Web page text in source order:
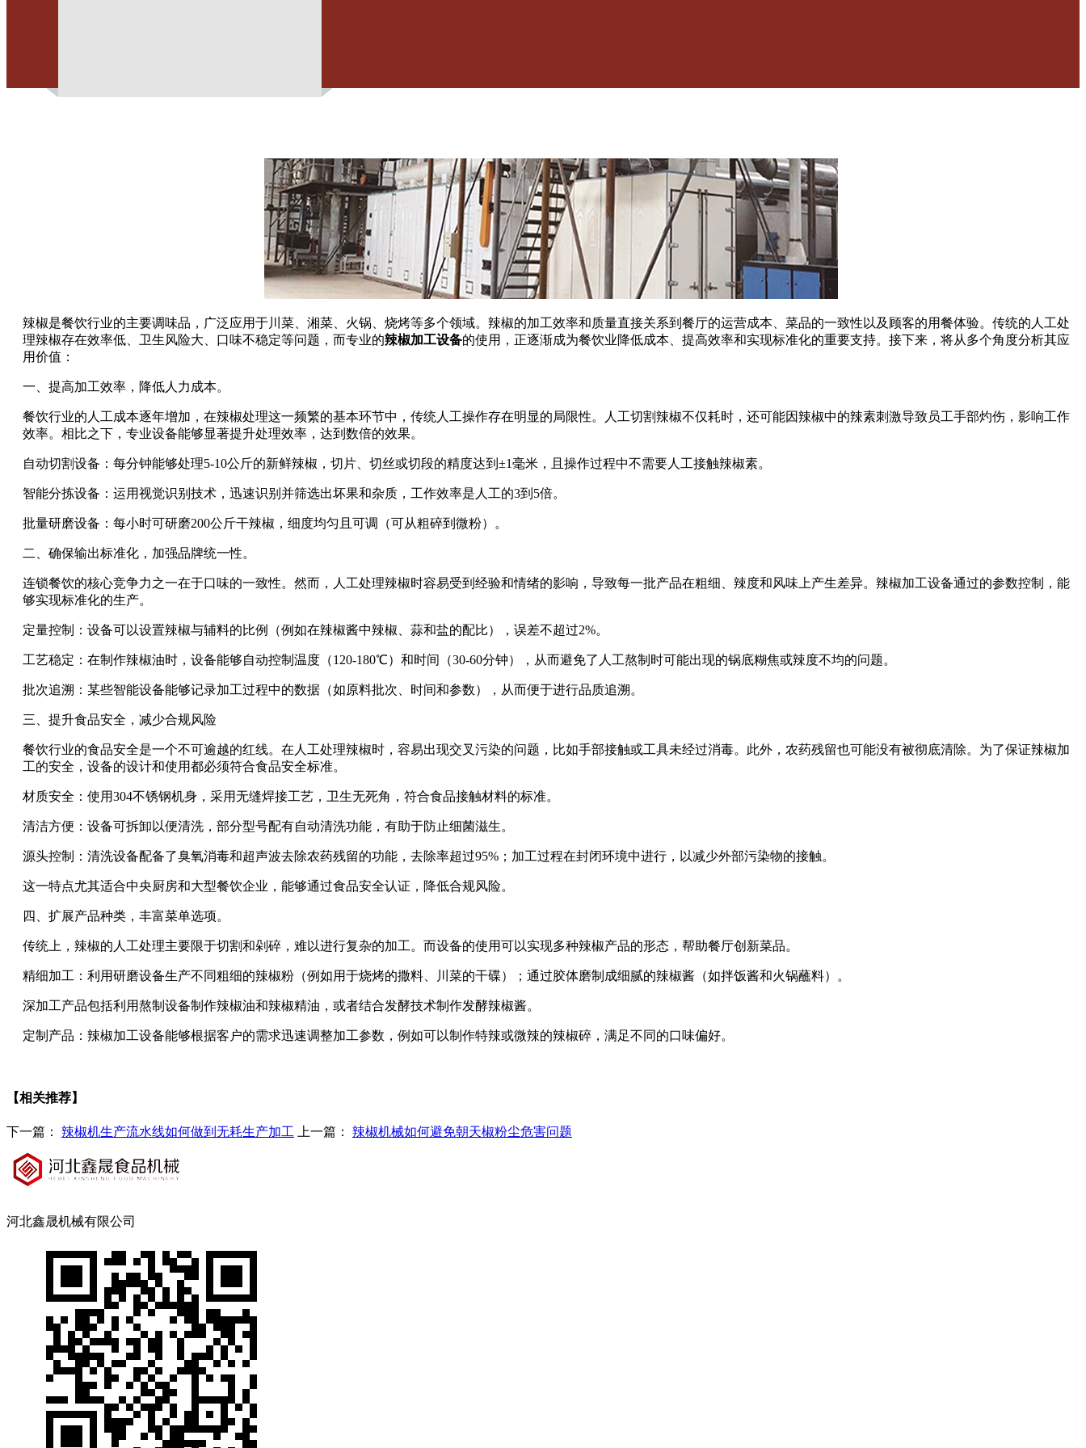
辣椒是餐饮行业的主要调味品，广泛应用于川菜、湘菜、火锅、烧烤等多个领域。辣椒的加工效率和质量直接关系到餐厅的运营成本、菜品的一致性以及顾客的用餐体验。传统的人工处
理辣椒存在效率低、卫生风险大、口味不稳定等问题，而专业的辣椒加工设备的使用，正逐渐成为餐饮业降低成本、提高效率和实现标准化的重要支持。接下来，将从多个角度分析其应
用价值：
一、提高加工效率，降低人力成本。
餐饮行业的人工成本逐年增加，在辣椒处理这一频繁的基本环节中，传统人工操作存在明显的局限性。人工切割辣椒不仅耗时，还可能因辣椒中的辣素刺激导致员工手部灼伤，影响工作
效率。相比之下，专业设备能够显著提升处理效率，达到数倍的效果。
自动切割设备：每分钟能够处理5-10公斤的新鲜辣椒，切片、切丝或切段的精度达到±1毫米，且操作过程中不需要人工接触辣椒素。
智能分拣设备：运用视觉识别技术，迅速识别并筛选出坏果和杂质，工作效率是人工的3到5倍。
批量研磨设备：每小时可研磨200公斤干辣椒，细度均匀且可调（可从粗碎到微粉）。
二、确保输出标准化，加强品牌统一性。
连锁餐饮的核心竞争力之一在于口味的一致性。然而，人工处理辣椒时容易受到经验和情绪的影响，导致每一批产品在粗细、辣度和风味上产生差异。辣椒加工设备通过的参数控制，能
够实现标准化的生产。
定量控制：设备可以设置辣椒与辅料的比例（例如在辣椒酱中辣椒、蒜和盐的配比），误差不超过2%。
工艺稳定：在制作辣椒油时，设备能够自动控制温度（120-180℃）和时间（30-60分钟），从而避免了人工熬制时可能出现的锅底糊焦或辣度不均的问题。
批次追溯：某些智能设备能够记录加工过程中的数据（如原料批次、时间和参数），从而便于进行品质追溯。
三、提升食品安全，减少合规风险
餐饮行业的食品安全是一个不可逾越的红线。在人工处理辣椒时，容易出现交叉污染的问题，比如手部接触或工具未经过消毒。此外，农药残留也可能没有被彻底清除。为了保证辣椒加
工的安全，设备的设计和使用都必须符合食品安全标准。
材质安全：使用304不锈钢机身，采用无缝焊接工艺，卫生无死角，符合食品接触材料的标准。
清洁方便：设备可拆卸以便清洗，部分型号配有自动清洗功能，有助于防止细菌滋生。
源头控制：清洗设备配备了臭氧消毒和超声波去除农药残留的功能，去除率超过95%；加工过程在封闭环境中进行，以减少外部污染物的接触。
这一特点尤其适合中央厨房和大型餐饮企业，能够通过食品安全认证，降低合规风险。
四、扩展产品种类，丰富菜单选项。
传统上，辣椒的人工处理主要限于切割和剁碎，难以进行复杂的加工。而设备的使用可以实现多种辣椒产品的形态，帮助餐厅创新菜品。
精细加工：利用研磨设备生产不同粗细的辣椒粉（例如用于烧烤的撒料、川菜的干碟）；通过胶体磨制成细腻的辣椒酱（如拌饭酱和火锅蘸料）。
深加工产品包括利用熬制设备制作辣椒油和辣椒精油，或者结合发酵技术制作发酵辣椒酱。
定制产品：辣椒加工设备能够根据客户的需求迅速调整加工参数，例如可以制作特辣或微辣的辣椒碎，满足不同的口味偏好。
【相关推荐】
下一篇： 辣椒机生产流水线如何做到无耗生产加工 上一篇： 辣椒机械如何避免朝天椒粉尘危害问题
河北鑫晟机械有限公司